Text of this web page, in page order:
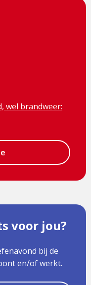
wel brandweer:
voor jou?
bij de
en/of werkt.